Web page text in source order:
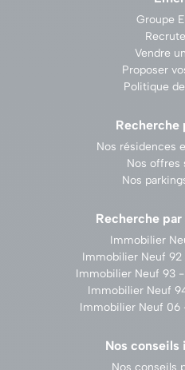
Groupe
Vendre
Proposer
Politique
Recherche
Nos résidences
Nos offres
Nos
Recherche
Immobilier
Immobilier Neuf
Immobilier Neuf 93
Immobilier Neuf
Immobilier Neuf 06
Nos